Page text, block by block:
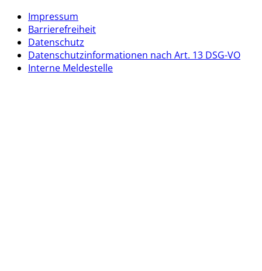
Impressum
Barrierefreiheit
Datenschutz
Datenschutzinformationen nach Art. 13 DSG-VO
Interne Meldestelle